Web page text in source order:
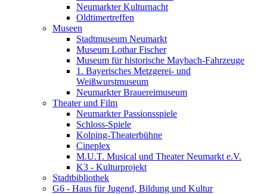
Neumarkter Kulturnacht
Oldtimertreffen
Museen
Stadtmuseum Neumarkt
Museum Lothar Fischer
Museum für historische Maybach-Fahrzeuge
1. Bayerisches Metzgerei- und
Weißwurstmuseum
Neumarkter Brauereimuseum
Theater und Film
Neumarkter Passionsspiele
Schloss-Spiele
Kolping-Theaterbühne
Cineplex
M.U.T. Musical und Theater Neumarkt e.V.
K3 - Kulturprojekt
Stadtbibliothek
G6 - Haus für Jugend, Bildung und Kultur